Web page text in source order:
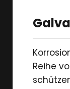
Reihe